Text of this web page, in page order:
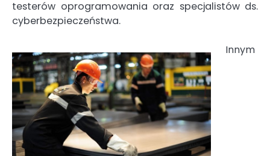
testerów oprogramowania oraz specjalistów ds.
cyberbezpieczeństwa.
Innym